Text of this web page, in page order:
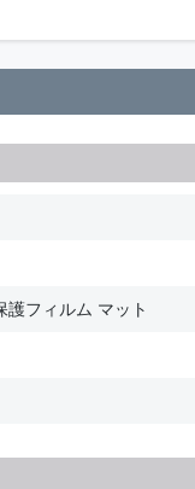
フィルム マット